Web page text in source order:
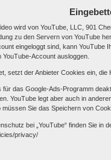
wird von YouTube, LLC, 901
zu den Servern von YouTube
eingeloggt sind, kann
Account ausloggen.
setzt der Anbieter Cookies ein,
das Google-Ads-Programm
YouTube legt aber auch in
Sie das Speichern von
bei „YouTube“ finden Sie in
privacy/